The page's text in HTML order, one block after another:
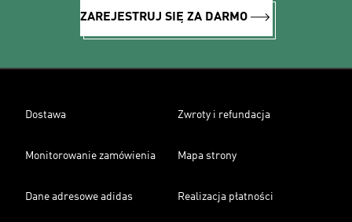
ZAREJESTRUJ SIĘ ZA DARMO
Dostawa Zwroty i refundacja
Monitorowanie zamówienia Mapa strony
Dane adresowe adidas Realizacja płatności